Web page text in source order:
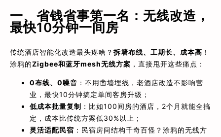
一、省钱省事第一名：无线改造，
最快10分钟一间房
传统酒店智能化改造最头疼啥？ 拆墙布线、工期长、成本高 ！
涂鸦的Zigbee和蓝牙mesh无线方案 ，直接甩开这些痛点：
0布线、0噪音 ：不用凿墙埋线，老酒店改造不影响营
业，最快10分钟搞定单间客房升级；
低成本批量复制 ：比如100间房的酒店，2个月就能全搞
定，成本比传统方案低30%以上；
灵活适配民宿 ：民宿房间结构千奇百怪？涂鸦的无线方